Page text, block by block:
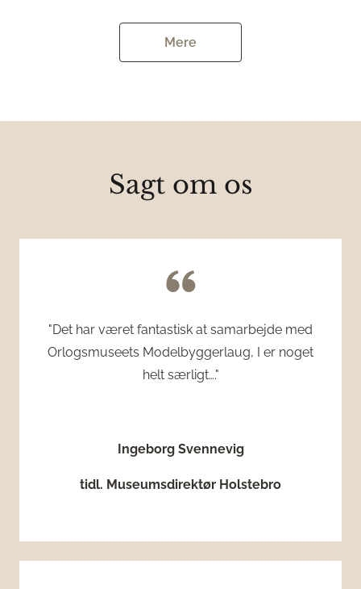
Mere
Sagt om os
"Det har været fantastisk at samarbejde med
Orlogsmuseets Modelbyggerlaug, I er noget
helt særligt…."
Ingeborg Svennevig
tidl. Museumsdirektør Holstebro